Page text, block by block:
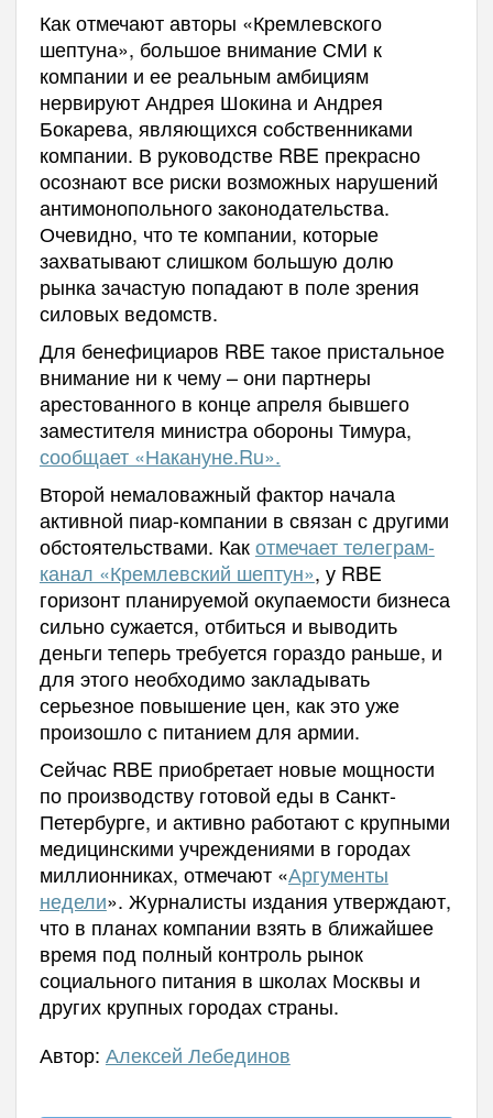
Как отмечают авторы «Кремлевского
шептуна», большое внимание СМИ к
компании и ее реальным амбициям
нервируют Андрея Шокина и Андрея
Бокарева, являющихся собственниками
компании. В руководстве RBE прекрасно
осознают все риски возможных нарушений
антимонопольного законодательства.
Очевидно, что те компании, которые
захватывают слишком большую долю
рынка зачастую попадают в поле зрения
силовых ведомств.
Для бенефициаров RBE такое пристальное
внимание ни к чему – они партнеры
арестованного в конце апреля бывшего
заместителя министра обороны Тимура,
сообщает «Накануне.Ru».
Второй немаловажный фактор начала
активной пиар-компании в связан с другими
обстоятельствами. Какотмечает телеграм-
канал «Кремлевский шептун», у RBE
горизонт планируемой окупаемости бизнеса
сильно сужается, отбиться и выводить
деньги теперь требуется гораздо раньше, и
для этого необходимо закладывать
серьезное повышение цен, как это уже
произошло с питанием для армии.
Сейчас RBE приобретает новые мощности
по производству готовой еды в Санкт-
Петербурге, и активно работают с крупными
медицинскими учреждениями в городах
миллионниках, отмечают «Аргументы
недели». Журналисты издания утверждают,
что в планах компании взять в ближайшее
время под полный контроль рынок
социального питания в школах Москвы и
других крупных городах страны.
Автор: Алексей Лебединов